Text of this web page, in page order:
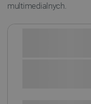
multimedialnych.